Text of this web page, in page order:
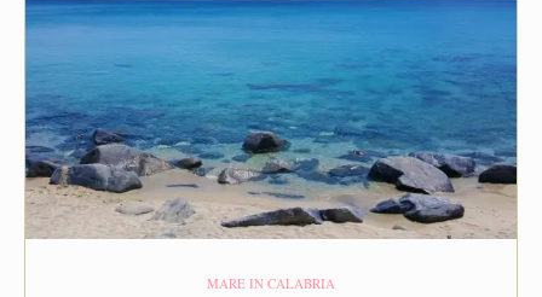
MARE IN CALABRIA